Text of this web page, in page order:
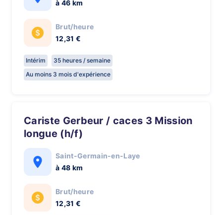
à 46 km
Brut/heure
12,31 €
Intérim
35 heures / semaine
Au moins 3 mois d'expérience
Cariste Gerbeur / caces 3 Mission
longue (h/f)
Saint-Germain-en-Laye
à 48 km
Brut/heure
12,31 €